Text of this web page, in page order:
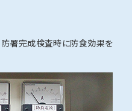
署完成検査時に防食効果を